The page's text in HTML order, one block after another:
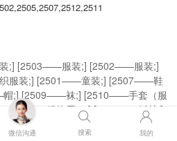
;] [2503——服装;] [2502——服装;]
服装;] [2501——童装;] [2507——鞋
帽;] [2509——袜;] [2510——手套（服
皮带（服饰用）;] [2513——婚纱;]
微信沟通 搜索 我的